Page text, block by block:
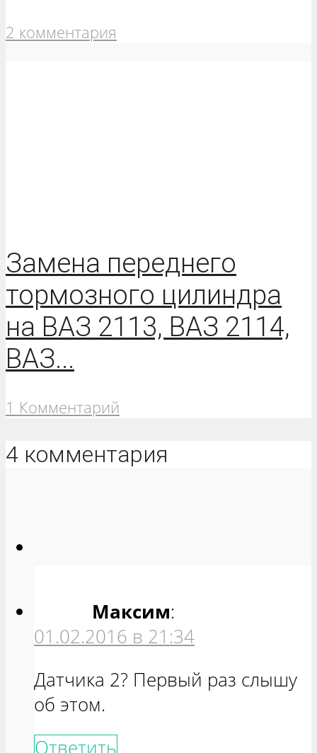
2 комментария
Замена переднего
тормозного цилиндра
на ВАЗ 2113, ВАЗ 2114,
ВАЗ...
1 Комментарий
4 комментария
Максим:
01.02.2016 в 21:34
Датчика 2? Первый раз слышу
об этом.
Ответить